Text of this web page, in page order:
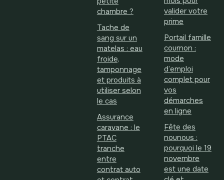
chambre ?
Tache de
sang sur un
matelas : eau
froide,
tamponnage
et produits à
utiliser selon
le cas
Assurance
caravane : le
PTAC
tranche
entre
contrat auto
valider votre
prime
Portail famille
cournon :
mode
d’emploi
complet pour
vos
démarches
en ligne
Fête des
nounous :
pourquoi le 19
novembre
est une date